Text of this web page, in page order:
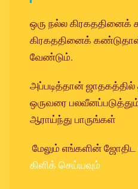
ஒரு நல்ல கிரகததினைக்
கிரகததினைக்
வேண்டும்.
அப்படித்தான்
ஒருவரை
ஆராய்ந்து பாருங்கள்
மேலும் எங்களின்
கிளிக் செய்யவும்